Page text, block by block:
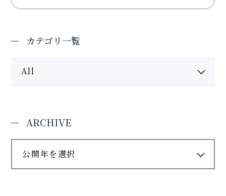
カテゴリ一覧
All
ARCHIVE
公開年を選択